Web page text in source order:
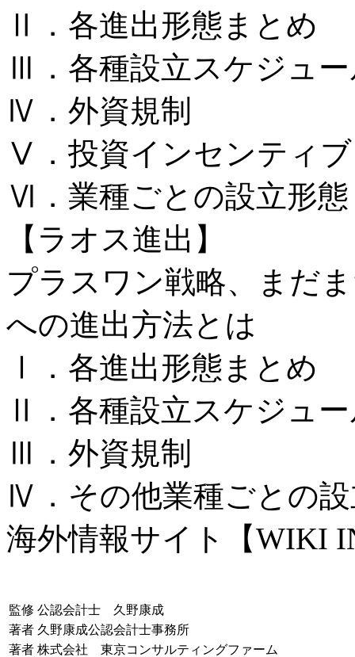
Ⅱ．各進出形態まとめ
Ⅲ．各種設立スケジュ
Ⅳ．外資規制
Ⅴ．投資インセンティブ
Ⅵ．業種ごとの設立形態
【ラオス進出】
プラスワン戦略、まだ
への進出方法とは
Ⅰ．各進出形態まとめ
Ⅱ．各種設立スケジュ
Ⅲ．外資規制
Ⅳ．その他業種ごとの
海外情報サイト【WIKI
監修 公認会計士 久野康成
著者 久野康成公認会計士事務所
著者 株式会社 東京コンサルティングファーム